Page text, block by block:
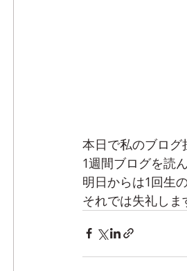
本日で私のブログ
1週間ブログを読
明日からは1回生
それでは失礼しま